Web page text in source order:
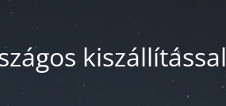
kiszállítással